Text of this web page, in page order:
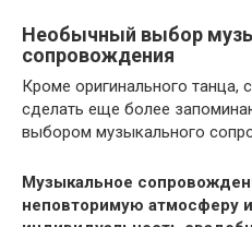
Необычный выбор
сопровождения
Кроме оригинального
сделать еще более
выбором музыкального
Музыкальное
неповторимую атмосферу